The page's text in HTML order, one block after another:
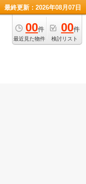
最終更新：2026年08月07日
00件
最近見た物件
00件
検討リスト